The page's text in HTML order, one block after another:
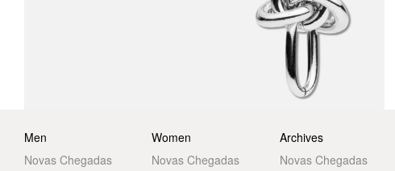
Men
Novas Chegadas
Women
Novas Chegadas
Archives
Novas Chegadas